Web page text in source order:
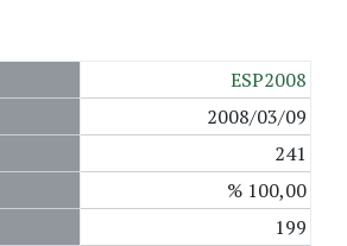
ESP2008
2008/03/09
241
% 100,00
199